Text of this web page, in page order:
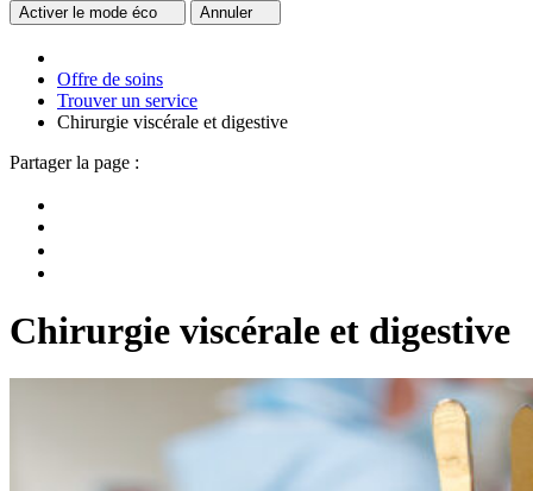
Activerle mode éco Annuler
Offre de soins
Trouver un service
Chirurgie viscérale et digestive
Partager la page :
Chirurgie viscérale et digestive